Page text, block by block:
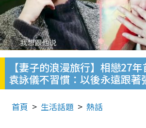
【妻子的浪漫旅行】相戀27
袁詠儀不習慣：以後永遠跟著
首頁 生活話題 熱話